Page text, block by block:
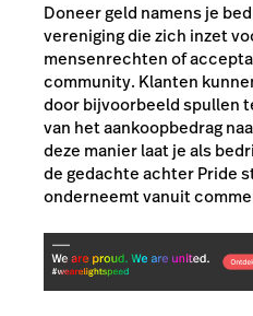
Doneer geld namens je
vereniging die zich inzet
mensenrechten of
community. Klanten
door bijvoorbeeld spullen
van het aankoopbedrag
deze manier laat je als
de gedachte achter Pride
onderneemt vanuit